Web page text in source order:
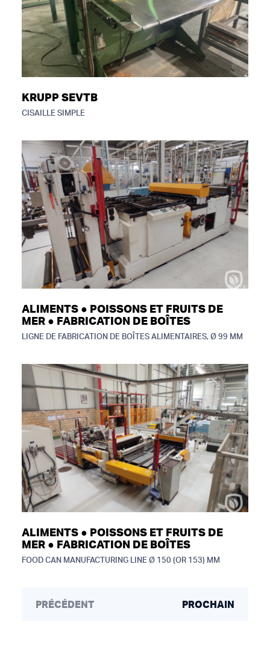
KRUPP SEVTB
CISAILLE SIMPLE
ALIMENTS ● POISSONS ET FRUITS DE
MER ● FABRICATION DE BOÎTES
LIGNE DE FABRICATION DE BOÎTES ALIMENTAIRES, Ø 99 MM
ALIMENTS ● POISSONS ET FRUITS DE
MER ● FABRICATION DE BOÎTES
FOOD CAN MANUFACTURING LINE Ø 150 (OR 153) MM
PRÉCÉDENT PROCHAIN